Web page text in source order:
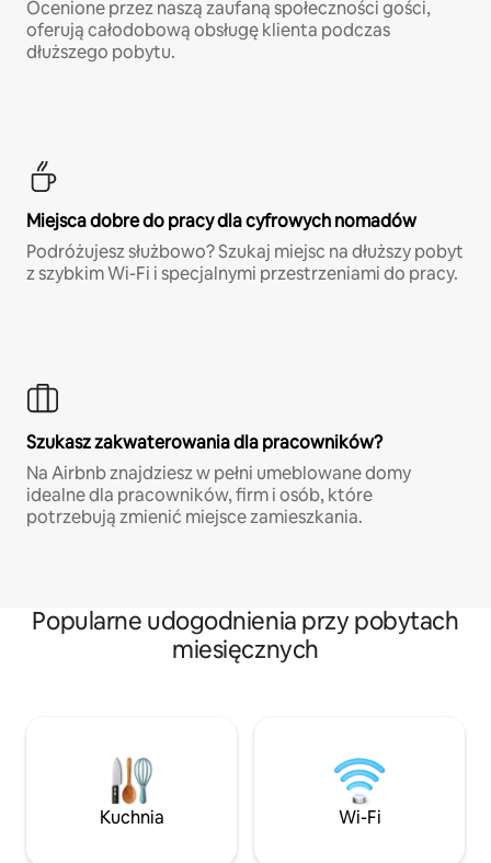
Ocenione przez naszą zaufaną społeczności gości,
oferują całodobową obsługę klienta podczas
dłuższego pobytu.
Miejsca dobre do pracy dla cyfrowych nomadów
Podróżujesz służbowo? Szukaj miejsc na dłuższy pobyt
z szybkim Wi-Fi i specjalnymi przestrzeniami do pracy.
Szukasz zakwaterowania dla pracowników?
Na Airbnb znajdziesz w pełni umeblowane domy
idealne dla pracowników, firm i osób, które
potrzebują zmienić miejsce zamieszkania.
Popularne udogodnienia przy pobytach
miesięcznych
Kuchnia Wi-Fi